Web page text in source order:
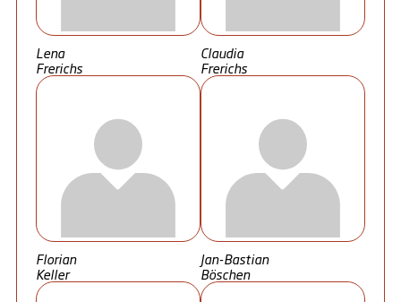
Lena
Frerichs
Claudia
Frerichs
Florian
Keller
Jan-Bastian
Böschen